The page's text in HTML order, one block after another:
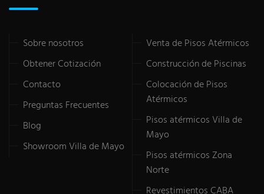
Sobre nosotros
Obtener Cotización
Contacto
Preguntas Frecuentes
Blog
Showroom Villa de Mayo
Venta de Pisos Atérmicos
Construcción de Piscinas
Colocación de Pisos
Atérmicos
Pisos atérmicos Villa de
Mayo
Pisos atérmicos Zona
Norte